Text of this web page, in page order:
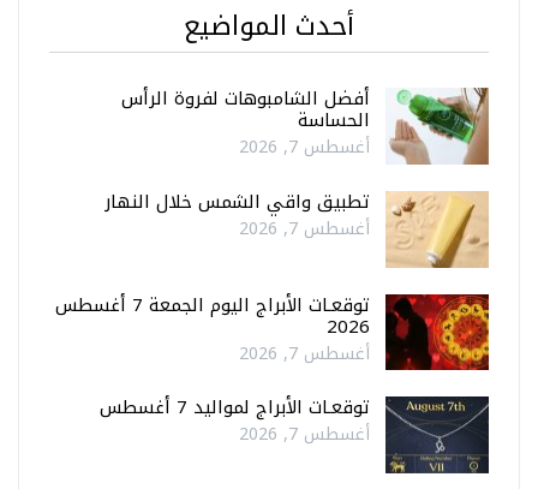
أحدث المواضيع
أفضل الشامبوهات لفروة الرأس
الحساسة
أغسطس 7, 2026
تطبيق واقي الشمس خلال النهار
أغسطس 7, 2026
توقعـات الأبراج اليوم الجمعة 7 أغسطس
2026
أغسطس 7, 2026
توقعـات الأبراج لمواليد 7 أغسطس
أغسطس 7, 2026